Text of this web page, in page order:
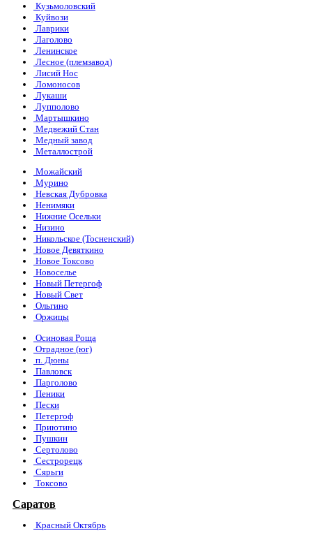
Кузьмоловский
Куйвози
Лаврики
Лаголово
Ленинское
Лесное (племзавод)
Лисий Нос
Ломоносов
Лукаши
Лупполово
Мартышкино
Медвежий Стан
Медный завод
Металлострой
Можайский
Мурино
Невская Дубровка
Ненимяки
Нижние Осельки
Низино
Никольское (Тосненский)
Новое Девяткино
Новое Токсово
Новоселье
Новый Петергоф
Новый Свет
Ольгино
Оржицы
Осиновая Роща
Отрадное (юг)
п. Дюны
Павловск
Парголово
Пеники
Пески
Петергоф
Приютино
Пушкин
Сертолово
Сестрорецк
Сярьги
Токсово
Саратов
Красный Октябрь